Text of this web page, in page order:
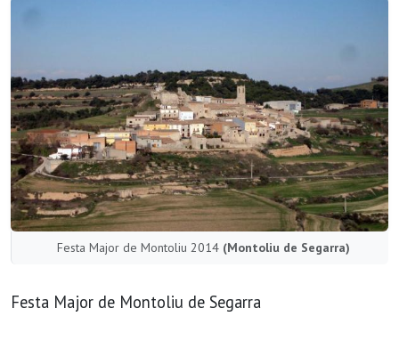
Festa Major de Montoliu 2014 (Montoliu de Segarra)
Festa Major de Montoliu de Segarra